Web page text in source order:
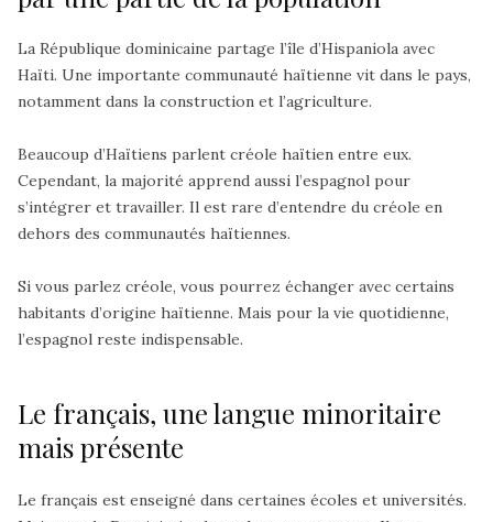
La République dominicaine partage l’île d’Hispaniola avec
Haïti. Une importante communauté haïtienne vit dans le pays,
notamment dans la construction et l’agriculture.
Beaucoup d’Haïtiens parlent créole haïtien entre eux.
Cependant, la majorité apprend aussi l’espagnol pour
s’intégrer et travailler. Il est rare d’entendre du créole en
dehors des communautés haïtiennes.
Si vous parlez créole, vous pourrez échanger avec certains
habitants d’origine haïtienne. Mais pour la vie quotidienne,
l’espagnol reste indispensable.
Le français, une langue minoritaire
mais présente
Le français est enseigné dans certaines écoles et universités.